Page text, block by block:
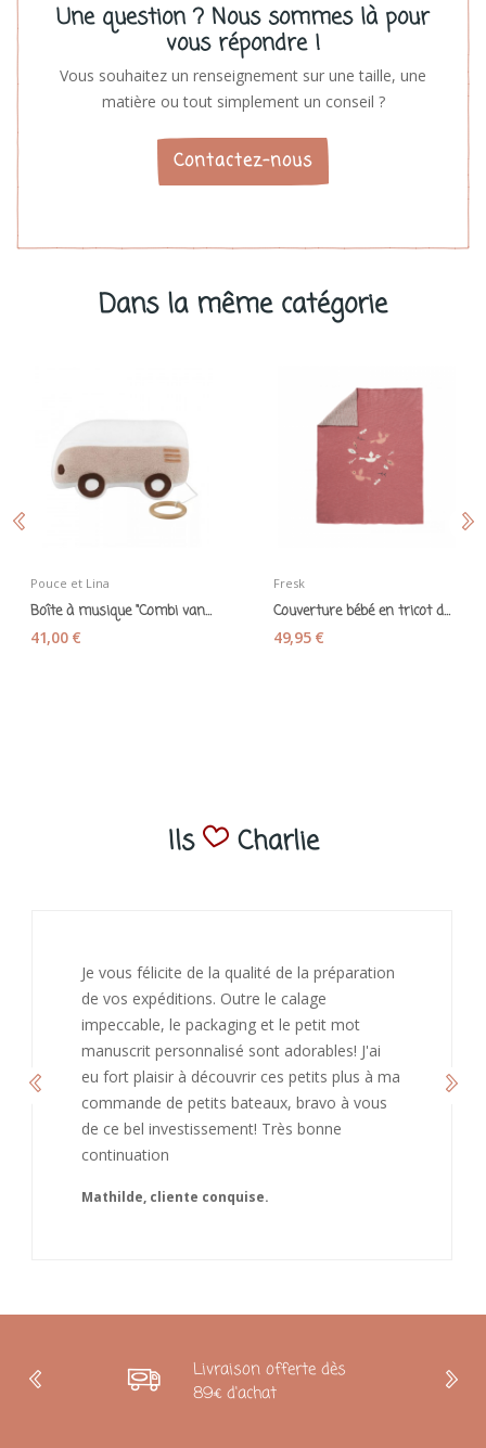
Une question ? Nous sommes là pour
vous répondre !
Vous souhaitez un renseignement sur une taille, une
matière ou tout simplement un conseil ?
Contactez-nous
Dans la même catégorie
Pouce et Lina
Boîte à musique "Combi van" écru taupe
41,00 €
Fresk
Couverture bébé en tricot de coton bio...
49,95 €
Ils Charlie
J’ai adoré ouvrir ce paquet votre message est
bienveillant et fait plaisir. Je ne manquerai pas
de recommandé chez vous. Bonne
continuation et merci à vous.
Caroline
Livraison offerte dès
89€ d'achat